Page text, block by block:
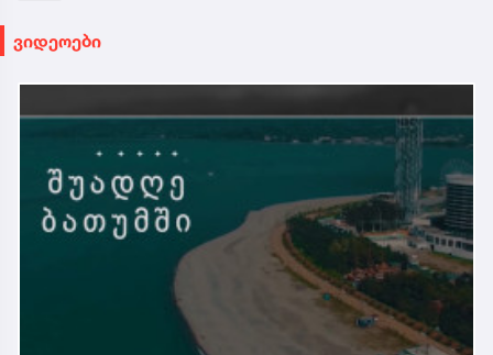
ვიდეოები